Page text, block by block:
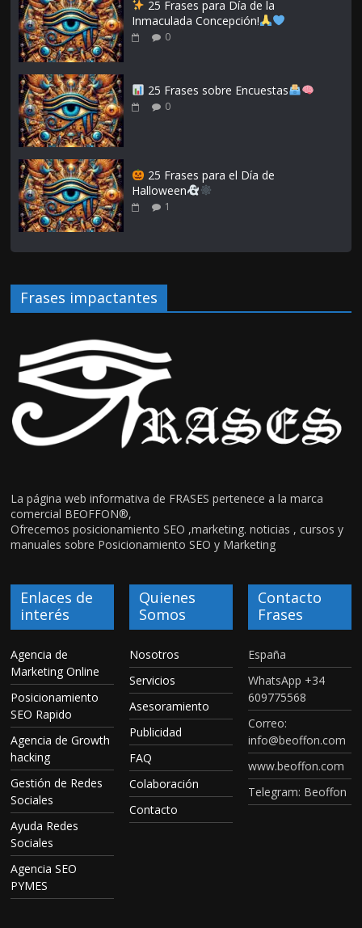
25 Frases para Día de la
Inmaculada Concepción!
0
25 Frases sobre Encuestas
0
25 Frases para el Día de
Halloween
1
Frases impactantes
La página web informativa de FRASES pertenece a la marca
comercial BEOFFON®,
Ofrecemos posicionamiento SEO ,marketing. noticias , cursos y
manuales sobre Posicionamiento SEO y Marketing
Enlaces de
interés
Agencia de
Marketing Online
Posicionamiento
SEO Rapido
Agencia de Growth
hacking
Gestión de Redes
Sociales
Ayuda Redes
Sociales
Agencia SEO
PYMES
Quienes
Somos
Nosotros
Servicios
Asesoramiento
Publicidad
FAQ
Colaboración
Contacto
Contacto
Frases
España
WhatsApp +34
609775568
Correo:
info@beoffon.com
www.beoffon.com
Telegram: Beoffon